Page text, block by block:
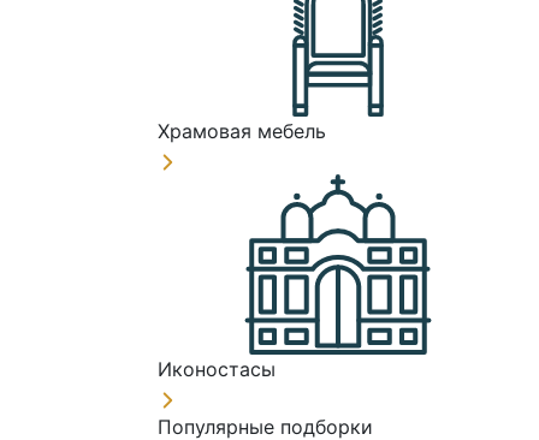
Храмовая мебель
Иконостасы
Популярные подборки